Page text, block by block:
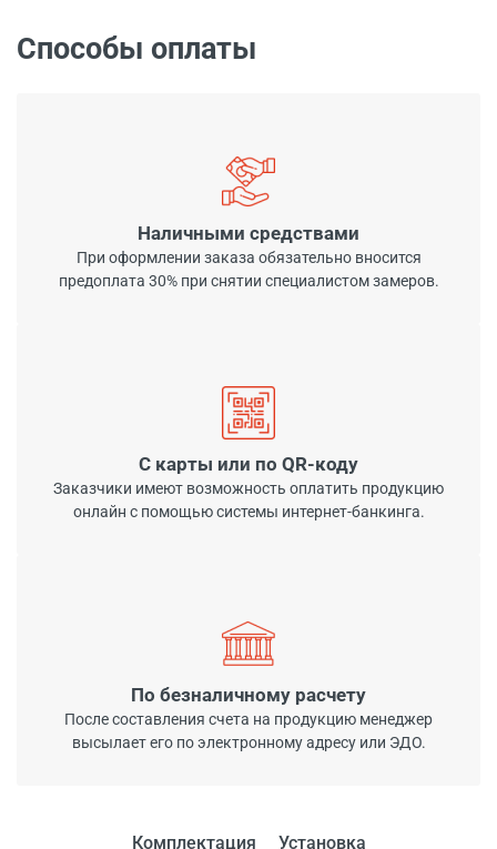
Способы оплаты
Наличными средствами
При оформлении заказа обязательно вносится
предоплата 30% при снятии специалистом замеров.
С карты или по QR-коду
Заказчики имеют возможность оплатить продукцию
онлайн с помощью системы интернет-банкинга.
По безналичному расчету
После составления счета на продукцию менеджер
высылает его по электронному адресу или ЭДО.
Комплектация Установка